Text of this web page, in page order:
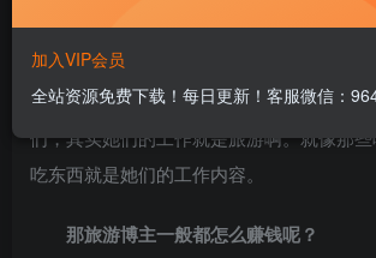
某位知名的旅游博主，她几乎天天都在旅游
其实很多朋友不知道那些看起来天天不
们，其实她们的工作就是旅游啊。就像那
吃东西就是她们的工作内容。
那旅游博主一般都怎么赚钱呢？
加入VIP会员
全站资源免费下载！每日更新！客服微信：